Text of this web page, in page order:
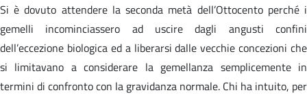
Si è dovuto attendere la seconda metà dell’Ottocento perché i
gemelli incominciassero ad uscire dagli angusti confini
dell’eccezione biologica ed a liberarsi dalle vecchie concezioni che
si limitavano a considerare la gemellanza semplicemente in
termini di confronto con la gravidanza normale. Chi ha intuito, per